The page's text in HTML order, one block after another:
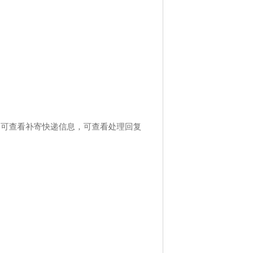
查看补寄快递信息，可查看处理回复